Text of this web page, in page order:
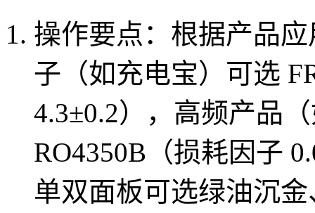
操作要点：根据产品
子（如充电宝）可选
4.3±0.2），高频产品
RO4350B（损耗因子
单双面板可选绿油沉